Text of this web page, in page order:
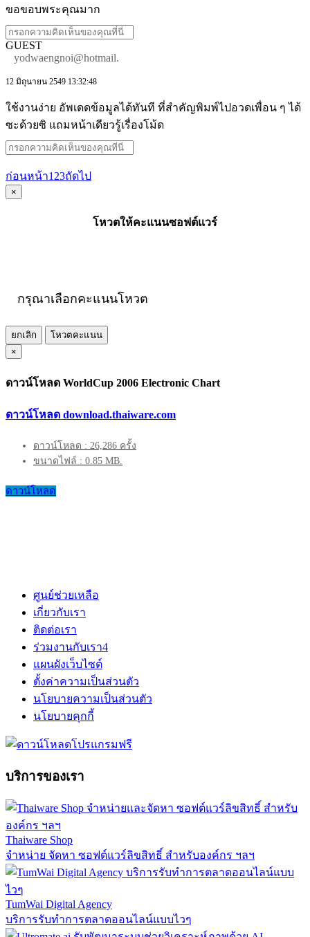
ขอขอบพระคุณมาก
GUEST
yodwaengnoi@hotmail.
12 มิถุนายน 2549 13:32:48
ใช้งานง่าย อัพเดดข้อมูลได้ทันที ที่สำคัญพิมพ์ไปอวดเพื่อน ๆ ได้
ซะด้วยซิ แถมหน้าเดียวรู้เรื่องโม้ด
ก่อนหน้า1 23ถัดไป
×
โหวตให้คะแนนซอฟต์แวร์
กรุณาเลือกคะแนนโหวต
ยกเลิก
โหวตคะแนน
×
ดาวน์โหลด WorldCup 2006 Electronic Chart
ดาวน์โหลด download.thaiware.com
ดาวน์โหลด : 26,286 ครั้ง
ขนาดไฟล์ : 0.85 MB.
ดาวน์โหลด
ศูนย์ช่วยเหลือ
เกี่ยวกับเรา
ติดต่อเรา
ร่วมงานกับเรา4
แผนผังเว็บไซต์
ตั้งค่าความเป็นส่วนตัว
นโยบายความเป็นส่วนตัว
นโยบายคุกกี้
บริการของเรา
Thaiware Shop
จำหน่าย จัดหา ซอฟต์แวร์ลิขสิทธิ์ สำหรับองค์กร ฯลฯ
TumWai Digital Agency
บริการรับทำการตลาดออนไลน์แบบไวๆ